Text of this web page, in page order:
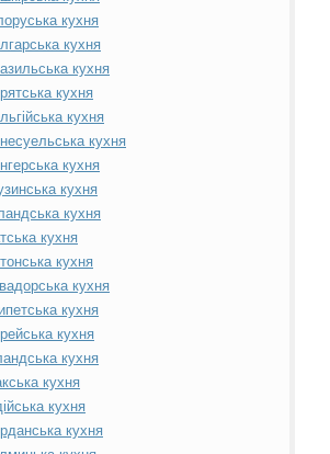
кухня
кухня
кухня
кухня
кухня
кухня
кухня
кухня
кухня
кухня
кухня
кухня
кухня
кухня
кухня
кухня
кухня
кухня